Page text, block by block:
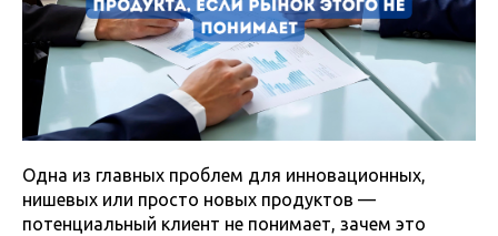
Одна из главных проблем для инновационных,
нишевых или просто новых продуктов —
потенциальный клиент не понимает, зачем это